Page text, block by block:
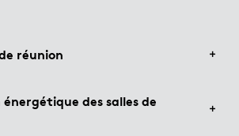
réunion
des salles de